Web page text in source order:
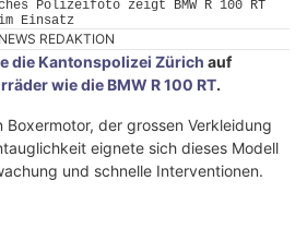
REDAKTION
die Kantonspolizei Zürich auf
wie die BMW R 100 RT.
Boxermotor, der grossen Verkleidung
eignete sich dieses Modell
und schnelle Interventionen.